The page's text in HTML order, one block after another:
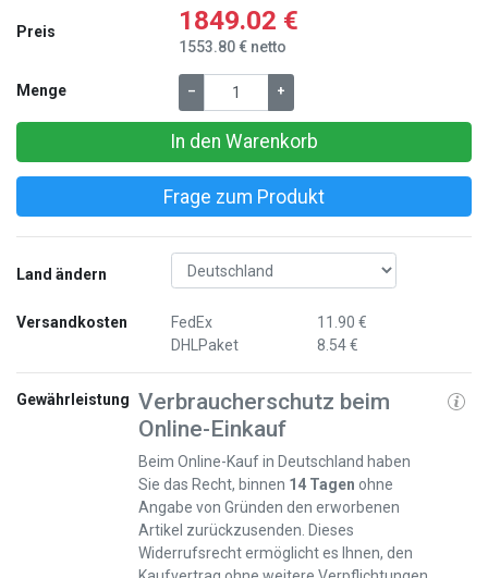
Preis 1849.02 €
1553.80 € netto
Menge – +
In den Warenkorb
Frage zum Produkt
Land ändern
Versandkosten
FedEx
DHLPaket
11.90 €
8.54 €
Gewährleistung Verbraucherschutz beim
Online-Einkauf
Beim Online-Kauf in Deutschland haben
Sie das Recht, binnen 14 Tagen ohne
Angabe von Gründen den erworbenen
Artikel zurückzusenden. Dieses
Widerrufsrecht ermöglicht es Ihnen, den